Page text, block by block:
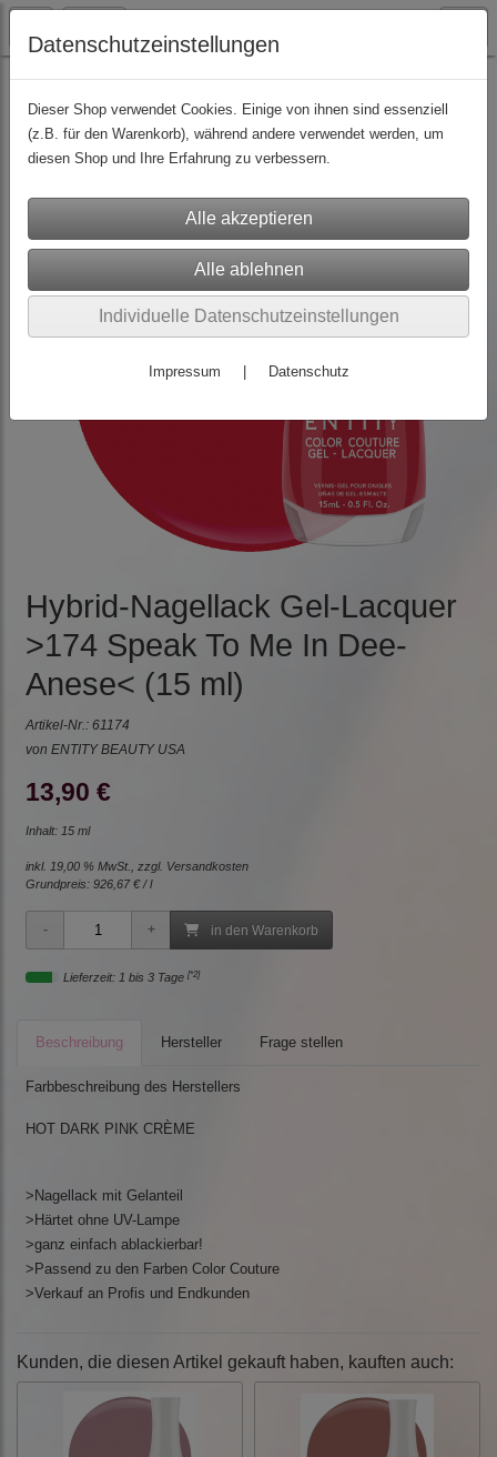
Nagellacke(159) Hybrid-Nagellacke für Profis und Endkunden(156)
Lacquer Einzelfarben (154)
Hybrid-Nagellack Gel-Lacquer
>174 Speak To Me In Dee-
Anese< (15 ml)
Artikel-Nr.: 61174
von ENTITY BEAUTY USA
13,90 €
Inhalt: 15 ml
inkl. 19,00 % MwSt., zzgl. Versandkosten
Grundpreis: 926,67 € / l
in den Warenkorb
Lieferzeit: 1 bis 3 Tage [*2]
Beschreibung Hersteller Frage stellen
Farbbeschreibung des Herstellers
HOT DARK PINK CRÈME
>Nagellack mit Gelanteil
>Härtet ohne UV-Lampe
>ganz einfach ablackierbar!
>Passend zu den Farben Color Couture
>Verkauf an Profis und Endkunden
Kunden, die diesen Artikel gekauft haben, kauften auch:
Datenschutzeinstellungen
Dieser Shop verwendet Cookies. Einige von ihnen sind essenziell
(z.B. für den Warenkorb), während andere verwendet werden, um
diesen Shop und Ihre Erfahrung zu verbessern.
Individuelle Datenschutzeinstellungen
Impressum Datenschutz